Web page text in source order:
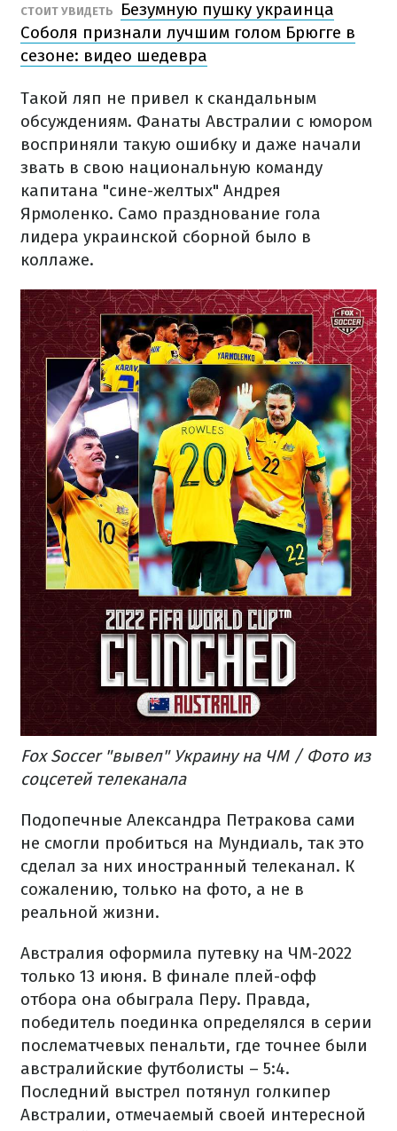
СТОИТ УВИДЕТЬ
Безумную пушку украинца
Соболя признали лучшим голом Брюгге в
сезоне: видео шедевра
Такой ляп не привел к скандальным
обсуждениям. Фанаты Австралии с юмором
восприняли такую ​​ошибку и даже начали
звать в свою национальную команду
капитана "сине-желтых" Андрея
Ярмоленко. Само празднование гола
лидера украинской сборной было в
коллаже.
Fox Soccer "вывел" Украину на ЧМ / Фото из
соцсетей телеканала
Подопечные Александра Петракова сами
не смогли пробиться на Мундиаль, так это
сделал за них иностранный телеканал. К
сожалению, только на фото, а не в
реальной жизни.
Австралия оформила путевку на ЧМ-2022
только 13 июня. В финале плей-офф
отбора она обыграла Перу. Правда,
победитель поединка определялся в серии
послематчевых пенальти, где точнее были
австралийские футболисты – 5:4.
Последний выстрел потянул голкипер
Австралии, отмечаемый своей интересной